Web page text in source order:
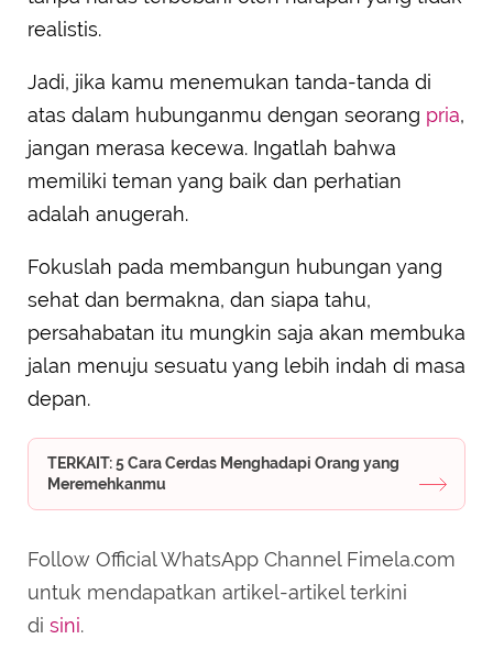
realistis.
Jadi, jika kamu menemukan tanda-tanda di
atas dalam hubunganmu dengan seorang pria,
jangan merasa kecewa. Ingatlah bahwa
memiliki teman yang baik dan perhatian
adalah anugerah.
Fokuslah pada membangun hubungan yang
sehat dan bermakna, dan siapa tahu,
persahabatan itu mungkin saja akan membuka
jalan menuju sesuatu yang lebih indah di masa
depan.
TERKAIT: 5 Cara Cerdas Menghadapi Orang yang
Meremehkanmu
Follow Official WhatsApp Channel Fimela.com
untuk mendapatkan artikel-artikel terkini
di sini.